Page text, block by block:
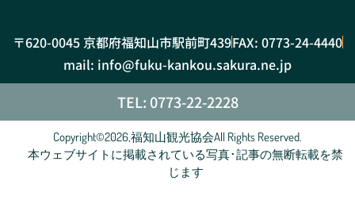
〒620-0045 京都府福知山市駅前町439FAX: 0773-24-4440
mail: info@fuku-kankou.sakura.ne.jp
TEL: 0773-22-2228
Copyright©2026,福知山観光協会All Rights Reserved.
本ウェブサイトに掲載されている写真･記事の無断転載を禁
じます